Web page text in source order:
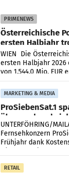
PRIMENEWS
Österreichische
ersten Halbjahr
Briefgeschäft
WIEN Die
ersten Halbjahr 2026
von 1.544,0 Mio.
einem Plus von 3,8
Vergleichszeitraum
MARKETING & MEDIA
ProSiebenSat.1
überraschend viel
UNTERFÖHRING/
Fernsehkonzern
Frühjahr dank
RETAIL